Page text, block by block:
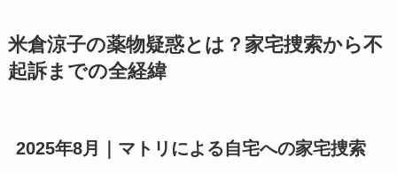
米倉涼子の薬物疑惑とは？家宅捜索から不
起訴までの全経緯
2025年8月｜マトリによる自宅への家宅捜索